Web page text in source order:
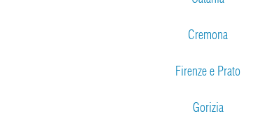
Cremona
Firenze e Prato
Gorizia